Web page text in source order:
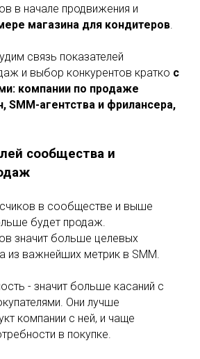
в начале продвижения и
магазина для кондитеров.
связь показателей
и выбор конкурентов кратко с
компании по продаже
SMM-агентства и фрилансера,
сообщества и
в сообществе и выше
будет продаж.
значит больше целевых
из важнейших метрик в SMM.
- значит больше касаний с
Они лучше
компании с ней, и чаще
в покупке.